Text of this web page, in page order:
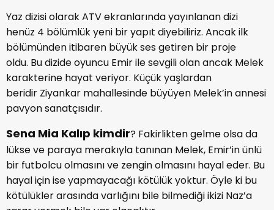
Yaz dizisi olarak ATV ekranlarında yayınlanan dizi
henüz 4 bölümlük yeni bir yapıt diyebiliriz. Ancak ilk
bölümünden itibaren büyük ses getiren bir proje
oldu. Bu dizide oyuncu Emir ile sevgili olan ancak Melek
karakterine hayat veriyor. Küçük yaşlardan
beridir Ziyankar mahallesinde büyüyen Melek’in annesi
pavyon sanatçısıdır.
Sena Mia Kalıp kimdir? Fakirlikten gelme olsa da
lükse ve paraya merakıyla tanınan Melek, Emir’in ünlü
bir futbolcu olmasını ve zengin olmasını hayal eder. Bu
hayal için ise yapmayacağı kötülük yoktur. Öyle ki bu
kötülükler arasında varlığını bile bilmediği ikizi Naz’a